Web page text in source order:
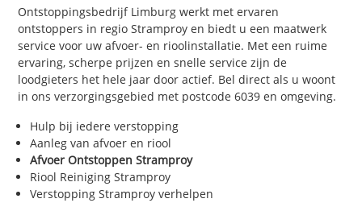
Ontstoppingsbedrijf Limburg werkt met ervaren
ontstoppers in regio Stramproy en biedt u een maatwerk
service voor uw afvoer- en rioolinstallatie. Met een ruime
ervaring, scherpe prijzen en snelle service zijn de
loodgieters het hele jaar door actief. Bel direct als u woont
in ons verzorgingsgebied met postcode 6039 en omgeving.
Hulp bij iedere verstopping
Aanleg van afvoer en riool
Afvoer Ontstoppen Stramproy
Riool Reiniging Stramproy
Verstopping Stramproy verhelpen